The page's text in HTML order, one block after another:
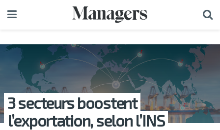
3 secteurs boostent
l’exportation, selon l’INS